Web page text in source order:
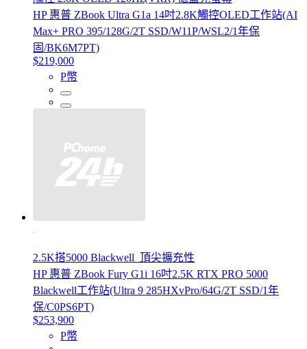
HP 惠普 ZBook Ultra G1a 14吋2.8K觸控OLED工作站(AI
Max+ PRO 395/128G/2T SSD/W11P/WSL2/1年保
固/BK6M7PT)
$219,000
P幣
2.5K搭5000 Blackwell_頂尖擴充性
HP 惠普 ZBook Fury G1i 16吋2.5K RTX PRO 5000
Blackwell工作站(Ultra 9 285HXvPro/64G/2T SSD/1年
保/C0PS6PT)
$253,900
P幣